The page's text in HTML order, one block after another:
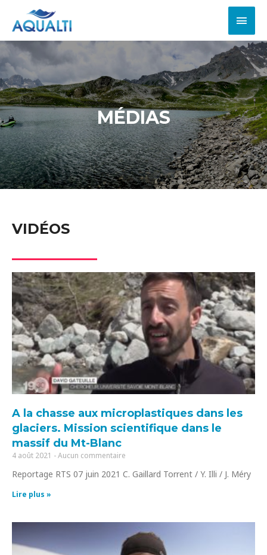
MÉDIAS
VIDÉOS
A la chasse aux microplastiques dans les
glaciers. Mission scientifique dans le
massif du Mt-Blanc
4 août 2021 Aucun commentaire
Reportage RTS 07 juin 2021 C. Gaillard Torrent / Y. Illi / J. Méry
Lire plus »